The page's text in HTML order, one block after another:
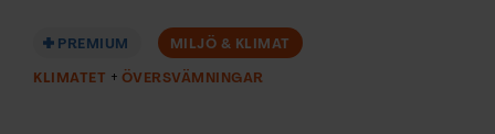
PREMIUM MILJÖ & KLIMAT
KLIMATET ÖVERSVÄMNINGAR